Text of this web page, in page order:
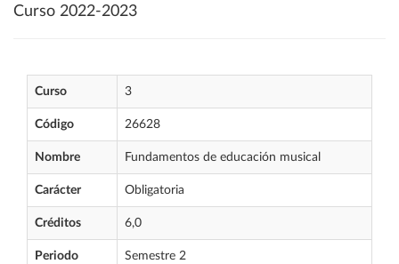
Curso 2022-2023
Curso 3
Código 26628
Nombre Fundamentos de educación musical
Carácter Obligatoria
Créditos 6,0
Periodo Semestre 2